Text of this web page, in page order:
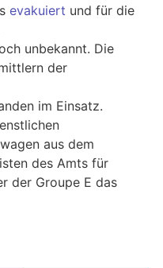
evakuiert und für die
unbekannt. Die
der
im Einsatz.
aus dem
des Amts für
der Groupe E das